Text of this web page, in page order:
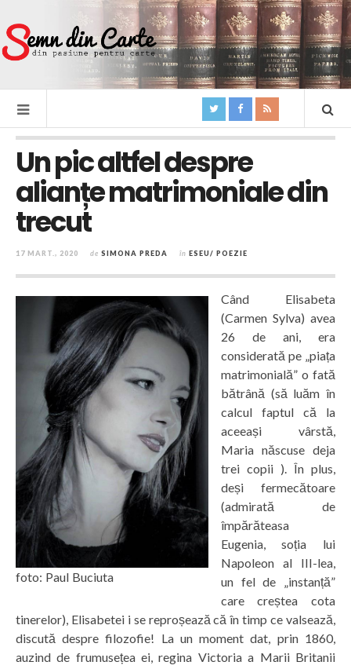
Un pic altfel despre
alianțe matrimoniale din
trecut
17 MART., 2020 de SIMONA PREDA în ESEU/ POEZIE
foto: Paul Buciuta
Când Elisabeta
(Carmen Sylva) avea
26 de ani, era
considerată pe „piața
matrimonială” o fată
bătrână (să luăm în
calcul faptul că la
aceeași vârstă,
Maria născuse deja
trei copii ). În plus,
deși fermecătoare
(admirată de
împărăteasa
Eugenia, soția lui
Napoleon al III-lea,
un fel de „instanță”
care creștea cota
tinerelor), Elisabetei i se reproșează că în timp ce valsează,
discută despre filozofie! La un moment dat, prin 1860,
auzind de frumusețea ei, regina Victoria a Marii Britanii